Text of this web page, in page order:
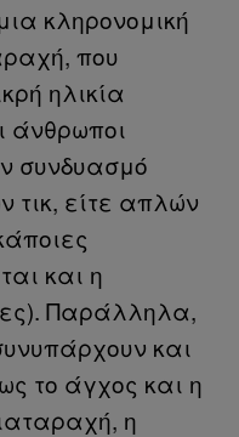
κληρονομική
που
ηλικία
άνθρωποι
συνδυασμό
τικ, είτε απλών
και η
Παράλληλα,
και
το άγχος και η
η